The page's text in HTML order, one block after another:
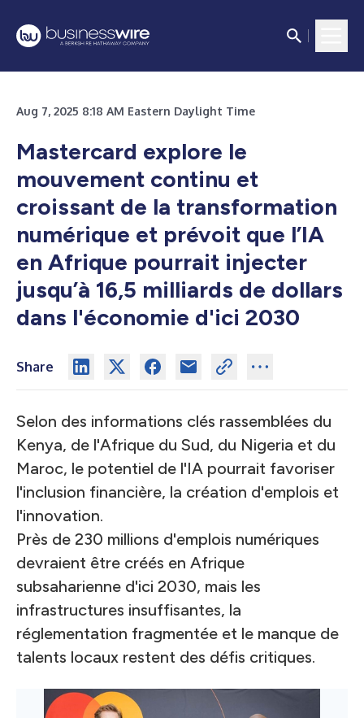
Aug 7, 2025 8:18 AM Eastern Daylight Time
Mastercard explore le
mouvement continu et
croissant de la transformation
numérique et prévoit que l’IA
en Afrique pourrait injecter
jusqu’à 16,5 milliards de dollars
dans l'économie d'ici 2030
Share
Selon des informations clés rassemblées du
Kenya, de l'Afrique du Sud, du Nigeria et du
Maroc, le potentiel de l'IA pourrait favoriser
l'inclusion financière, la création d'emplois et
l'innovation.
Près de 230 millions d'emplois numériques
devraient être créés en Afrique
subsaharienne d'ici 2030, mais les
infrastructures insuffisantes, la
réglementation fragmentée et le manque de
talents locaux restent des défis critiques.